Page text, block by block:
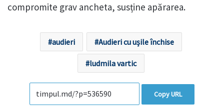
compromite grav ancheta, susține apărarea.
audieri Audieri cu ușile închise
ludmila vartic
Copy URL